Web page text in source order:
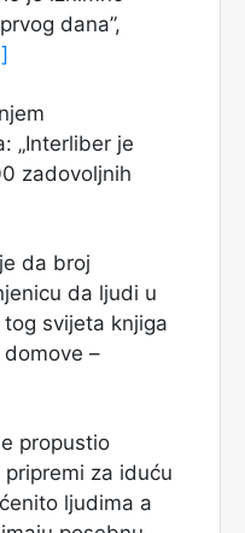
dana”,
„Interliber je
zadovoljnih
da broj
da ljudi u
svijeta knjiga
–
propustio
za iduću
ljudima a